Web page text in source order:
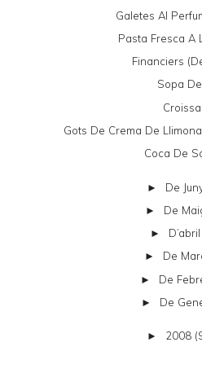
Galetes Al
Pasta Fresca A
Financiers
Sopa
Gots De Crema De
Coca De
► De
► De
► D’abril
► De
► De
► De
► 2008